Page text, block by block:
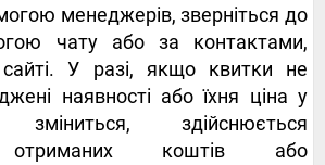
менеджерів, зверніться до
чату або за контактами,
У разі, якщо квитки не
наявності або їхня ціна у
зміниться, здійснюється
отриманих коштів або